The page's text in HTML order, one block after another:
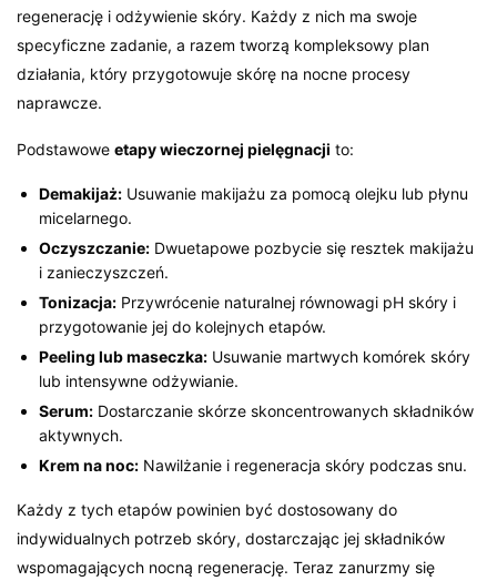
regenerację i odżywienie skóry. Każdy z nich ma swoje
specyficzne zadanie, a razem tworzą kompleksowy plan
działania, który przygotowuje skórę na nocne procesy
naprawcze.
Podstawoweetapy wieczornej pielęgnacji to:
Demakijaż: Usuwanie makijażu za pomocą olejku lub płynu
micelarnego.
Oczyszczanie: Dwuetapowe pozbycie się resztek makijażu
i zanieczyszczeń.
Tonizacja: Przywrócenie naturalnej równowagi pH skóry i
przygotowanie jej do kolejnych etapów.
Peeling lub maseczka: Usuwanie martwych komórek skóry
lub intensywne odżywianie.
Serum: Dostarczanie skórze skoncentrowanych składników
aktywnych.
Krem na noc: Nawilżanie i regeneracja skóry podczas snu.
Każdy z tych etapów powinien być dostosowany do
indywidualnych potrzeb skóry, dostarczając jej składników
wspomagających nocną regenerację. Teraz zanurzmy się